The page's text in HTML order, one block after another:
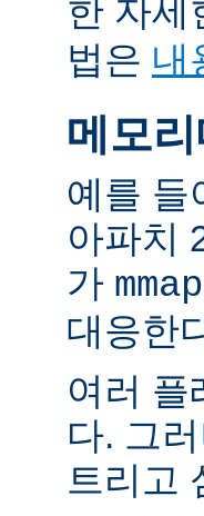
한 자세
법은 내
메모
예를 들
아파치
가
대응한
여러 플
다. 그
트리고